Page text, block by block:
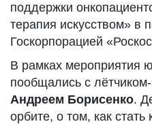
поддержки
терапия искусством» в
Госкорпорацией
В рамках мероприятия
пообщались с
Андреем Борисенко.
орбите, о том, как